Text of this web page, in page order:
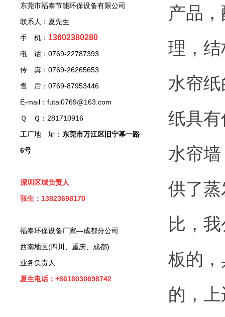
东莞市福泰节能环保设备有限公司
联系人：夏先生
手 机： 13602380280
电 话：0769-22787393
传 真：0769-26265653
售 后：0769-87953446
E-mail：futai0769@163.com
Ｑ Ｑ：281710916
工厂地 址： 东莞市万江区旧宁基一路
6号
深圳区域负责人
张生：13823698170
福泰环保设备厂家—成都分公司
西南地区(四川、重庆、成都)
业务负责人
夏生电话：+8618030698742
产品
理，
水帘
纸具
水帘
供了
比，
板的
的，